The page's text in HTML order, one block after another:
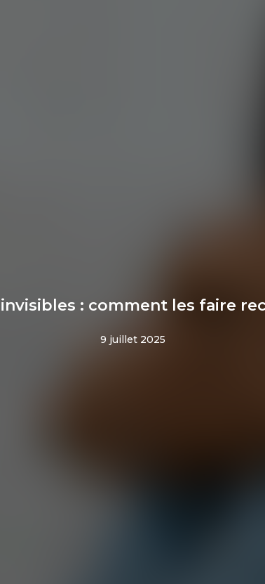
: comment les faire
9 juillet 2025